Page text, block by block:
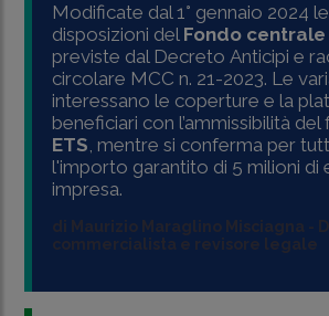
Modificate dal 1° gennaio 2024
disposizioni del Fondo
previste dal Decreto Anticipi e
circolare MCC n. 21-2023. Le
interessano le coperture e la
beneficiari con l’ammissibilità
ETS, mentre si conferma per
l'importo garantito di 5 milioni di
impresa.
di Maurizio Maraglino Misciagna -
commercialista e revisore legale